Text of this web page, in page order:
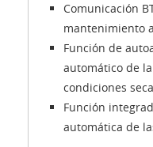
Comunicación
mantenimiento
Función de
automático de
condiciones
Función
automática de